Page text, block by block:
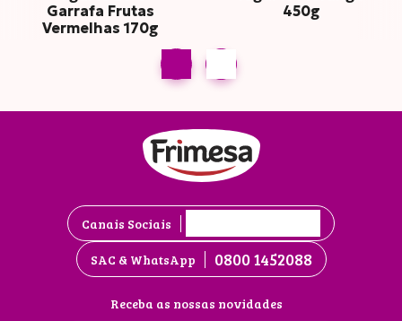
Garrafa Frutas
Vermelhas 170g
450g
Canais Sociais
SAC & WhatsApp 0800 1452088
Receba as nossas novidades